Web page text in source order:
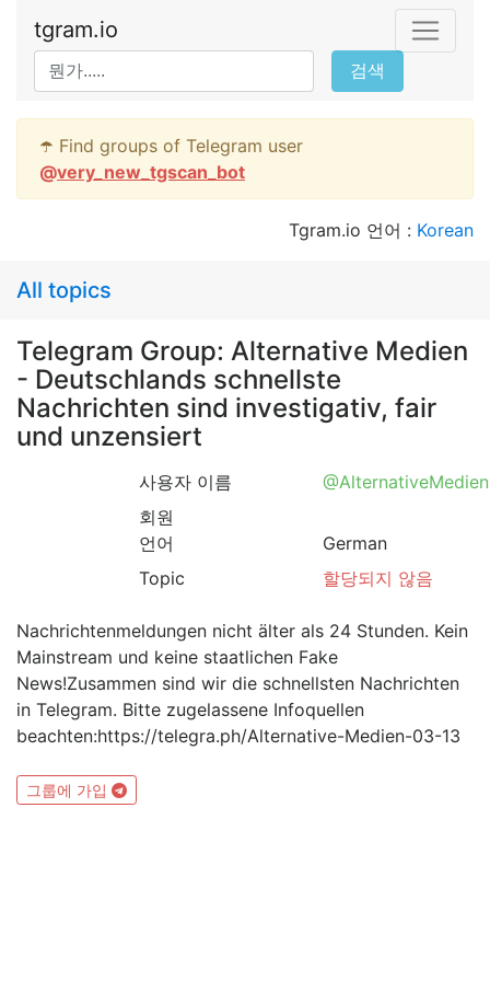
tgram.io
검색
☂️ Find groups of Telegram user
@very_new_tgscan_bot
Tgram.io 언어 : Korean
All topics
Telegram Group: Alternative Medien
- Deutschlands schnellste
Nachrichten sind investigativ, fair
und unzensiert
사용자 이름
@AlternativeMedien
회원
언어
German
Topic
할당되지 않음
Nachrichtenmeldungen nicht älter als 24 Stunden. Kein
Mainstream und keine staatlichen Fake
News!Zusammen sind wir die schnellsten Nachrichten
in Telegram. Bitte zugelassene Infoquellen
beachten:https://telegra.ph/Alternative-Medien-03-13
그룹에 가입